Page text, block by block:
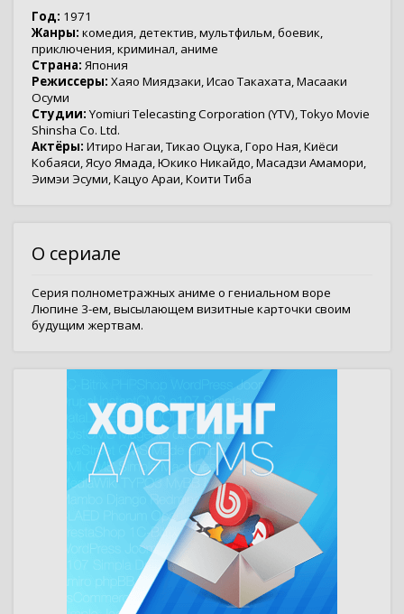
Год: 1971
Жанры: комедия,детектив,мультфильм,боевик,
приключения,криминал, аниме
Страна: Япония
Режиссеры: Хаяо Миядзаки,Исао Такахата,Масааки
Осуми
Студии: Yomiuri Telecasting Corporation (YTV),Tokyo Movie
Shinsha Co. Ltd.
Актёры: Итиро Нагаи,Тикао Оцука,Горо Ная,Киёси
Кобаяси,Ясуо Ямада,Юкико Никайдо,Масадзи Амамори,
Эимэи Эсуми,Кацуо Араи,Коити Тиба
О сериале
Серия полнометражных аниме о гениальном воре
Люпине 3-ем, высылающем визитные карточки своим
будущим жертвам.